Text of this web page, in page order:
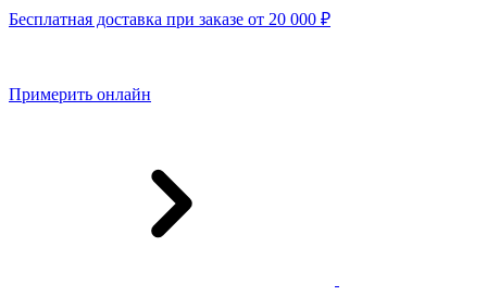
Бесплатная доставка при заказе от 20 000 ₽
Примерить онлайн